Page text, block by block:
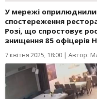
У мережі оприлюднили
спостереження
Розі, що спростовує
знищення 85 офіцерів
7 квітня 2025, 18:00 | Автор: